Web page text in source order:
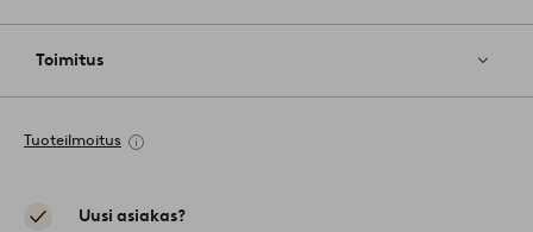
Toimitus
Tuoteilmoitus
Uusi asiakas?